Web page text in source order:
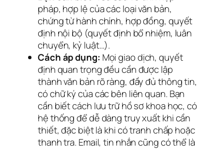
pháp, hợp lệ của các loại văn bản,
chứng từ hành chính, hợp đồng, quyết
định nội bộ (quyết định bổ nhiệm, luân
chuyển, kỷ luật…).
Cách áp dụng: Mọi giao dịch, quyết
định quan trọng đều cần được lập
thành văn bản rõ ràng, đầy đủ thông tin,
có chữ ký của các bên liên quan. Bạn
cần biết cách lưu trữ hồ sơ khoa học, có
hệ thống để dễ dàng truy xuất khi cần
thiết, đặc biệt là khi có tranh chấp hoặc
thanh tra. Email, tin nhắn cũng có thể là